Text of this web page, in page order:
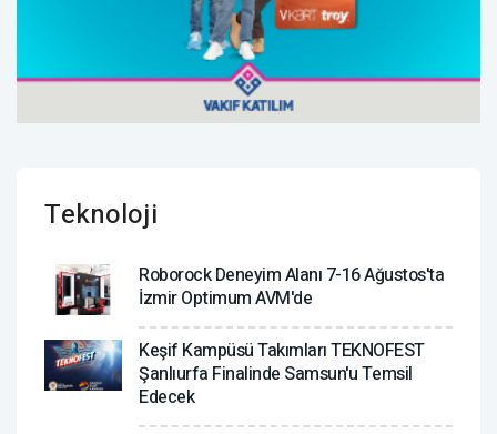
Teknoloji
Roborock Deneyim Alanı 7-16 Ağustos'ta
İzmir Optimum AVM'de
Keşif Kampüsü Takımları TEKNOFEST
Şanlıurfa Finalinde Samsun'u Temsil
Edecek